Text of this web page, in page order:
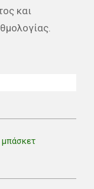
και
μπάσκετ